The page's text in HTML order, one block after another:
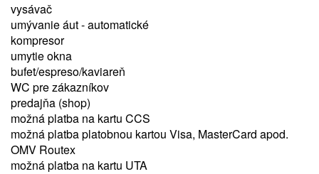
vysávač
umývanie áut - automatické
kompresor
umytie okna
bufet/espreso/kaviareň
WC pre zákazníkov
predajňa (shop)
možná platba na kartu CCS
možná platba platobnou kartou Visa, MasterCard apod.
OMV Routex
možná platba na kartu UTA